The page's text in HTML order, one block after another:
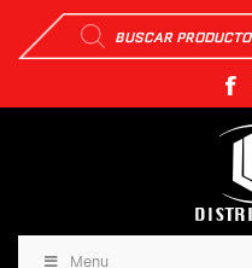
Búsqueda
de
productos
Menu